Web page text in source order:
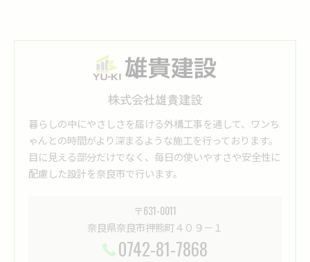
株式会社雄貴建設
暮らしの中にやさしさを届ける外構工事を通して、ワンち
ゃんとの時間がより深まるような施工を行っております。
目に見える部分だけでなく、毎日の使いやすさや安全性に
配慮した設計を奈良市で行います。
〒631-0011
奈良県奈良市押熊町４０９－１
0742-81-7868